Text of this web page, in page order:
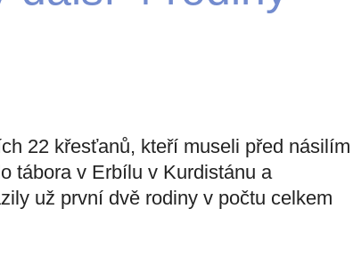
22 křesťanů, kteří museli před násilím
tábora v Erbílu v Kurdistánu a
už první dvě rodiny v počtu celkem